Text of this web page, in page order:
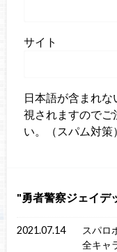
サイト
日本語が含まれな
視されますのでご
い。（スパム対策）
勇者警察ジェイデ
2021.07.14
スパロ
全キャ